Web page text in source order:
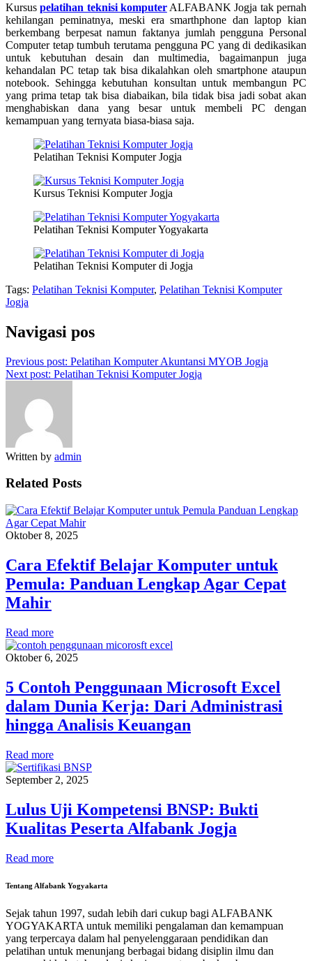
Kursuspelatihan teknisi komputerALFABANK Jogja tak pernah
kehilangan peminatnya, meski era smarthphone dan laptop kian
berkembang berpesat namun faktanya jumlah pengguna Personal
Computer tetap tumbuh terutama pengguna PC yang di dedikasikan
untuk kebutuhan desain dan multimedia, bagaimanpun juga
kehandalan PC tetap tak bisa dikalahkan oleh smartphone ataupun
notebook. Sehingga kebutuhan konsultan untuk membangun PC
yang prima tetap tak bisa diabaikan, bila tidak bisa jadi sobat akan
menghabiskan dana yang besar untuk membeli PC dengan
kemampuan yang ternyata biasa-biasa saja.
Pelatihan Teknisi Komputer Jogja
Kursus Teknisi Komputer Jogja
Pelatihan Teknisi Komputer Yogyakarta
Pelatihan Teknisi Komputer di Jogja
Tags: Pelatihan Teknisi Komputer, Pelatihan Teknisi Komputer
Jogja
Navigasi pos
Previous post: Pelatihan Komputer Akuntansi MYOB Jogja
Next post: Pelatihan Teknisi Komputer Jogja
Written by admin
Related Posts
Oktober 8, 2025
Cara Efektif Belajar Komputer untuk
Pemula: Panduan Lengkap Agar Cepat
Mahir
Read more
Oktober 6, 2025
5 Contoh Penggunaan Microsoft Excel
dalam Dunia Kerja: Dari Administrasi
hingga Analisis Keuangan
Read more
September 2, 2025
Lulus Uji Kompetensi BNSP: Bukti
Kualitas Peserta Alfabank Jogja
Read more
Tentang Alfabank Yogyakarta
Sejak tahun 1997, sudah lebih dari cukup bagi ALFABANK
YOGYAKARTA untuk memiliki pengalaman dan kemampuan
yang terpercaya dalam hal penyelenggaraan pendidikan dan
pelatihan untuk menunjang berbagai bidang disiplin ilmu dan